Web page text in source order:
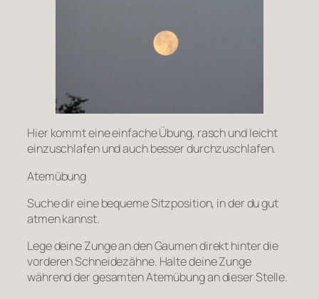
Hier kommt eine einfache Übung, rasch und leicht
einzuschlafen und auch besser durchzuschlafen.
Atemübung
Suche dir eine bequeme Sitzposition, in der du gut
atmen kannst.
Lege deine Zunge an den Gaumen direkt hinter die
vorderen Schneidezähne. Halte deine Zunge
während der gesamten Atemübung an dieser Stelle.